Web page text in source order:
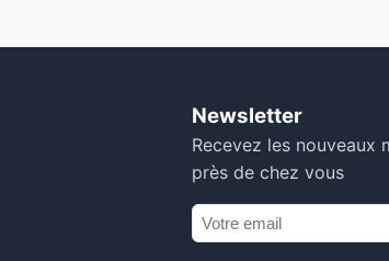
Newsletter
Recevez les nouveaux
près de chez vous